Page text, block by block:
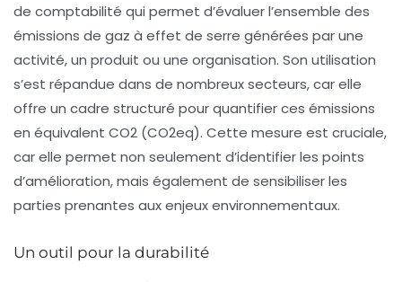
de comptabilité qui permet d’évaluer l’ensemble des
émissions de gaz à effet de serre générées par une
activité, un produit ou une organisation. Son utilisation
s’est répandue dans de nombreux secteurs, car elle
offre un cadre structuré pour quantifier ces émissions
en équivalent CO2 (CO2eq). Cette mesure est cruciale,
car elle permet non seulement d’identifier les points
d’amélioration, mais également de sensibiliser les
parties prenantes aux enjeux environnementaux.
Un outil pour la durabilité